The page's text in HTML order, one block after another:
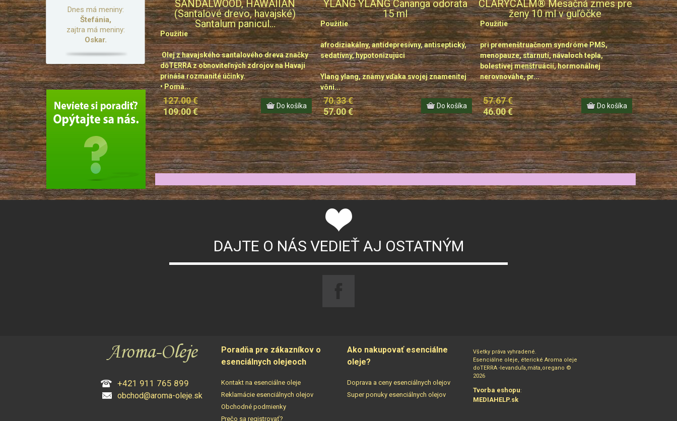
Dnes má meniny:
Štefánia,
zajtra má meniny:
Oskar.
SANDALWOOD, HAWAIIAN
(Santalové drevo, havajské)
Santalum panicul...
Použitie
Olej z havajského santalového dreva značky
dōTERRA z obnoviteľných zdrojov na Havaji
prináša rozmanité účinky.
• Pomá...
127.00 €
109.00 €
YLANG YLANG Cananga odorata
15 ml
Použitie
afrodiziakálny, antidepresívny, antiseptický,
sedatívny, hypotonizujúci
Ylang ylang, známy vďaka svojej znamenitej
vôni...
70.33 €
57.00 €
CLARYCALM® Mesačná zmes pre
ženy 10 ml v guľôčke
Použitie
pri premenštruačnom syndróme PMS,
menopauze, starnutí, návaloch tepla,
bolestivej menštruácií, hormonálnej
nerovnováhe, pr...
57.67 €
46.00 €
DAJTE O NÁS VEDIEŤ AJ OSTATNÝM
+421 911 765 899
obchod@aroma-oleje.sk
Poradňa pre zákazníkov o
esenciálnych olejeoch
Kontakt na esenciálne oleje
Reklamácie esenciálnych olejov
Obchodné podmienky
Prečo sa registrovať?
Ako nakupovať esenciálne
oleje?
Doprava a ceny esenciálnych olejov
Super ponuky esenciálnych olejov
Všetky práva vyhradené.
Esenciálne oleje, éterické Aroma oleje
doTERRA -levanduľa,mäta,oregano ©
2026
Tvorba eshopu:
MEDIAHELP.sk